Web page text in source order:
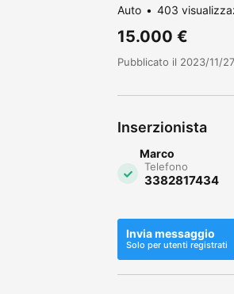
Auto 403
15.000 €
Pubblicato il 2023/11/27
Inserzionista
Marco
Telefono
3382817434
Invia messaggio
Solo per utenti registrati